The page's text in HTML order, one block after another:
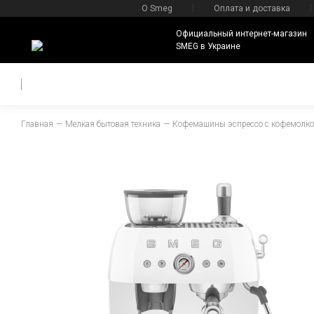
О Smeg Оплата и доставка
Официальный интернет-магазин
SMEG в Украине
Главная Мелкая бытовая техника Кофемашины эспрессо с